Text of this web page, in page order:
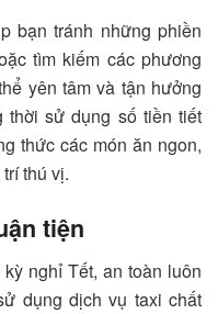
bạn tránh những phiền
tìm kiếm các phương
yên tâm và tận hưởng
sử dụng số tiền tiết
thức các món ăn ngon,
thú vị.
tiện
nghỉ Tết, an toàn luôn
dụng dịch vụ taxi chất